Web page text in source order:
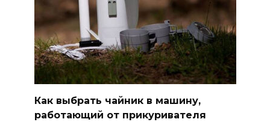
Как выбрать чайник в машину,
работающий от прикуривателя